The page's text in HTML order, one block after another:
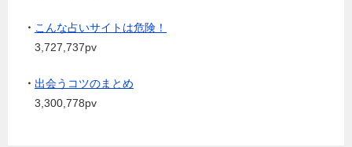
・ こんな占いサイトは危険！
3,727,737pv
・ 出会うコツのまとめ
3,300,778pv